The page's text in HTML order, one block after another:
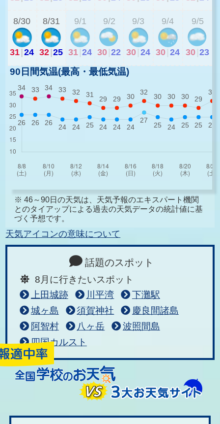
8/30
31 24
8/31
32 25
9/1
31 24
9/2
30 22
9/3
30 24
9/4
30 24
9/5
30 23
90日間気温(最高・最低気温)
※ 46～90日の天気は、天気予報のエキスパート機関
とのタイアップによる過去の天気データの統計値に基
づく予想です。
天気アイコンの意味について
話題のスポット
8月に行きたいスポット
上田城跡
川平湾
下灘駅
城ヶ島
須賀神社
慶良間諸島
阿智村
八ヶ岳
波照間島
四国カルスト